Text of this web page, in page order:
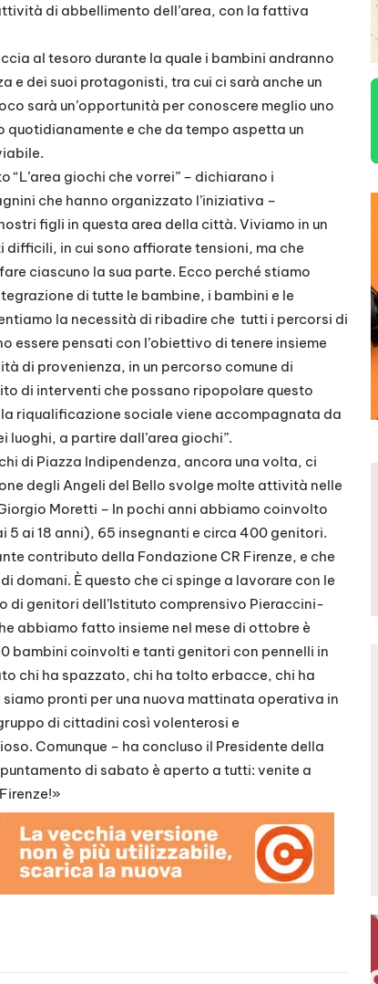
di abbellimento dell’area, con la fattiva
al tesoro durante la quale i bambini andranno
dei suoi protagonisti, tra cui ci sarà anche un
sarà un’opportunità per conoscere meglio uno
quotidianamente e che da tempo aspetta un
giochi che vorrei” – dichiarano i
che hanno organizzato l’iniziativa –
figli in questa area della città. Viviamo in un
in cui sono affiorate tensioni, ma che
ciascuno la sua parte. Ecco perché stiamo
di tutte le bambine, i bambini e le
la necessità di ribadire che tutti i percorsi di
essere pensati con l’obiettivo di tenere insieme
di provenienza, in un percorso comune di
di interventi che possano ripopolare questo
riqualificazione sociale viene accompagnata da
luoghi, a partire dall’area giochi”.
di Piazza Indipendenza, ancora una volta, ci
degli Angeli del Bello svolge molte attività nelle
Moretti – In pochi anni abbiamo coinvolto
ai 18 anni), 65 insegnanti e circa 400 genitori.
contributo della Fondazione CR Firenze, e che
domani. È questo che ci spinge a lavorare con le
di genitori dell’Istituto comprensivo Pieraccini-
abbiamo fatto insieme nel mese di ottobre è
bambini coinvolti e tanti genitori con pennelli in
chi ha spazzato, chi ha tolto erbacce, chi ha
pronti per una nuova mattinata operativa in
di cittadini così volenterosi e
Comunque – ha concluso il Presidente della
di sabato è aperto a tutti: venite a